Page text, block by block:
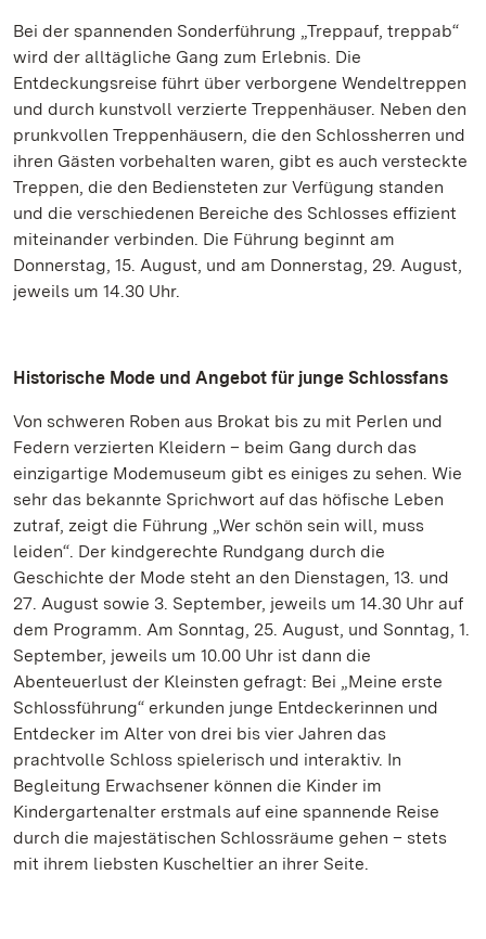
Bei der spannenden Sonderführung „Treppauf, treppab“
wird der alltägliche Gang zum Erlebnis. Die
Entdeckungsreise führt über verborgene Wendeltreppen
und durch kunstvoll verzierte Treppenhäuser. Neben den
prunkvollen Treppenhäusern, die den Schlossherren und
ihren Gästen vorbehalten waren, gibt es auch versteckte
Treppen, die den Bediensteten zur Verfügung standen
und die verschiedenen Bereiche des Schlosses effizient
miteinander verbinden. Die Führung beginnt am
Donnerstag, 15. August, und am Donnerstag, 29. August,
jeweils um 14.30 Uhr.
Historische Mode und Angebot für junge Schlossfans
Von schweren Roben aus Brokat bis zu mit Perlen und
Federn verzierten Kleidern – beim Gang durch das
einzigartige Modemuseum gibt es einiges zu sehen. Wie
sehr das bekannte Sprichwort auf das höfische Leben
zutraf, zeigt die Führung „Wer schön sein will, muss
leiden“. Der kindgerechte Rundgang durch die
Geschichte der Mode steht an den Dienstagen, 13. und
27. August sowie 3. September, jeweils um 14.30 Uhr auf
dem Programm. Am Sonntag, 25. August, und Sonntag, 1.
September, jeweils um 10.00 Uhr ist dann die
Abenteuerlust der Kleinsten gefragt: Bei „Meine erste
Schlossführung“ erkunden junge Entdeckerinnen und
Entdecker im Alter von drei bis vier Jahren das
prachtvolle Schloss spielerisch und interaktiv. In
Begleitung Erwachsener können die Kinder im
Kindergartenalter erstmals auf eine spannende Reise
durch die majestätischen Schlossräume gehen – stets
mit ihrem liebsten Kuscheltier an ihrer Seite.